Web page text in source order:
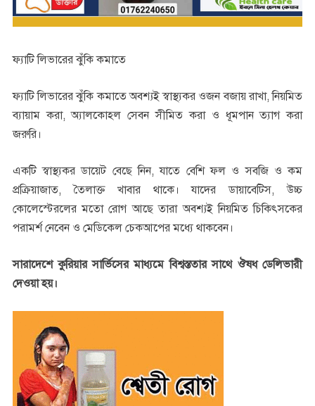
ফ্যাটি লিভারের ঝুঁকি কমাতে
ফ্যাটি লিভারের ঝুঁকি কমাতে অবশ্যই স্বাস্থ্যকর ওজন বজায় রাখা, নিয়মিত
ব্যায়াম করা, অ্যালকোহল সেবন সীমিত করা ও ধূমপান ত্যাগ করা
জরুরি।
একটি স্বাস্থ্যকর ডায়েট বেছে নিন, যাতে বেশি ফল ও সবজি ও কম
প্রক্রিয়াজাত, তৈলাক্ত খাবার থাকে। যাদের ডায়াবেটিস, উচ্চ
কোলেস্টেরলের মতো রোগ আছে তারা অবশ্যই নিয়মিত চিকিৎসকের
পরামর্শ নেবেন ও মেডিকেল চেকআপের মধ্যে থাকবেন।
সারাদেশে কুরিয়ার সার্ভিসের মাধ্যমে বিশ্বস্ততার সাথে ঔষধ ডেলিভারী
দেওয়া হয়।